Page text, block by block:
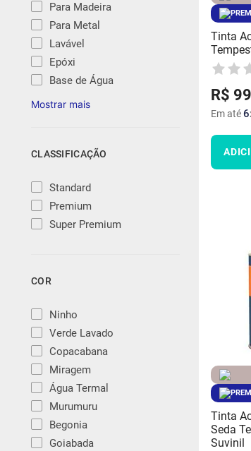
Para Madeira
Para Metal
Lavável
Epóxi
Base de Água
CLASSIFICAÇÃO
Standard
Premium
Super Premium
COR
Ninho
Verde Lavado
Copacabana
Miragem
Água Termal
Murumuru
Begonia
Goiabada
Tinta
R$
Em até6
Tinta
Seda
Suvinil